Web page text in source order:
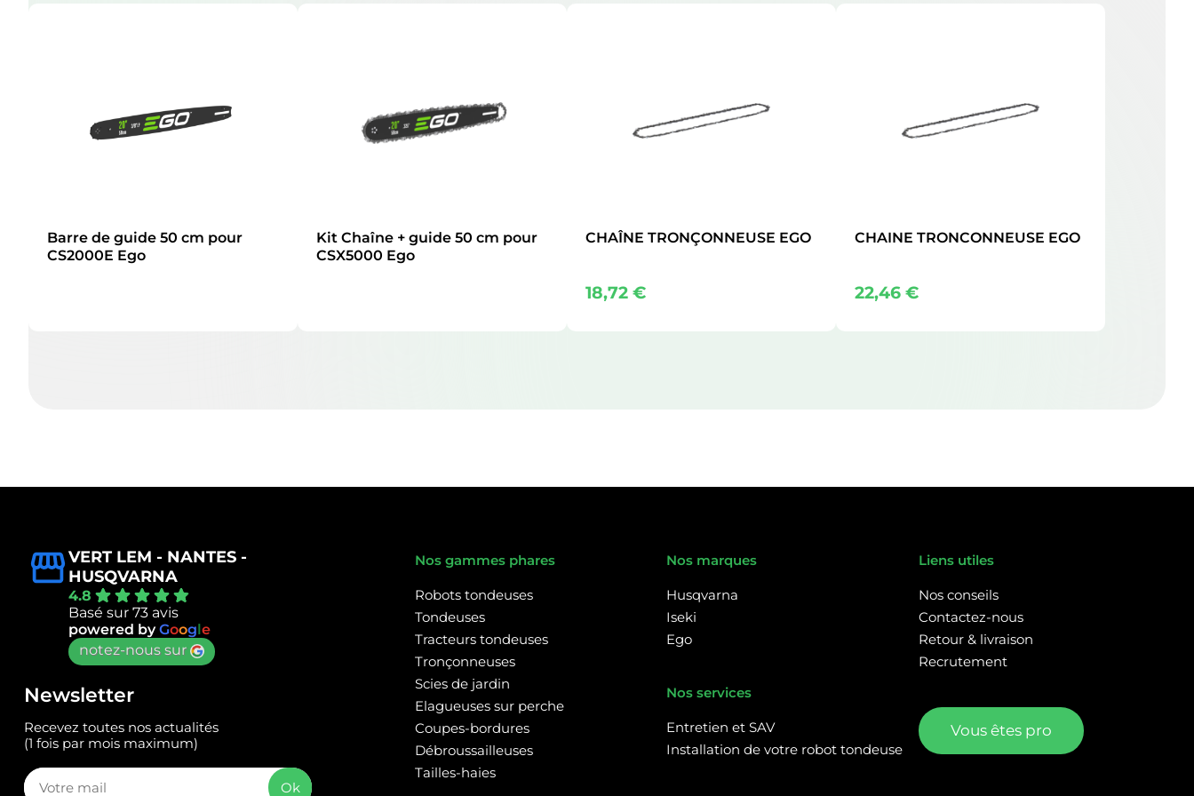
Barre de guide 50 cm pour
CS2000E Ego
Kit Chaîne + guide 50 cm pour
CSX5000 Ego
CHAÎNE TRONÇONNEUSE EGO
18,72€
CHAINE TRONCONNEUSE EGO
22,46€
VERT LEM - NANTES -
HUSQVARNA
4.8
Basé sur 73 avis
powered byGoogle
notez-nous sur
Newsletter
Recevez toutes nos actualités
(1 fois par mois maximum)
Nos gammes phares
Robots tondeuses
Tondeuses
Tracteurs tondeuses
Tronçonneuses
Scies de jardin
Elagueuses sur perche
Coupes-bordures
Débroussailleuses
Tailles-haies
Nos marques
Husqvarna
Iseki
Ego
Nos services
Entretien et SAV
Installation de votre robot tondeuse
Liens utiles
Nos conseils
Contactez-nous
Retour & livraison
Recrutement
Vous êtes pro